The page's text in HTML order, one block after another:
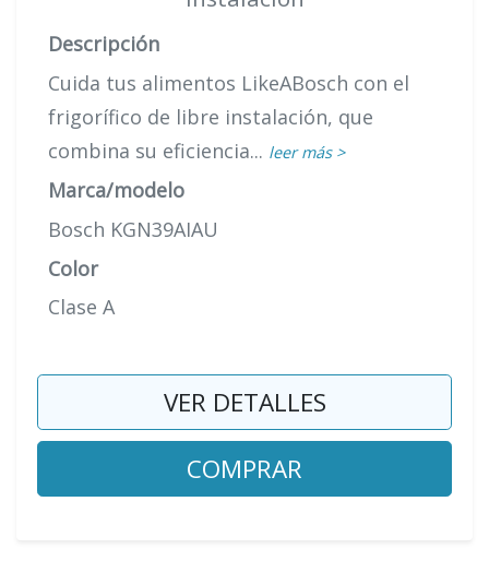
Descripción
Cuida tus alimentos LikeABosch con el
frigorífico de libre instalación, que
combina su eficiencia... leer más >
Marca/modelo
Bosch KGN39AIAU
Color
Clase A
VER DETALLES
COMPRAR